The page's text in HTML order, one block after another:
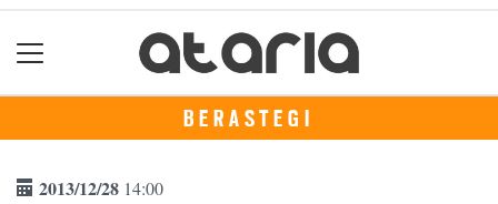
BERASTEGI
2013/12/28 14:00